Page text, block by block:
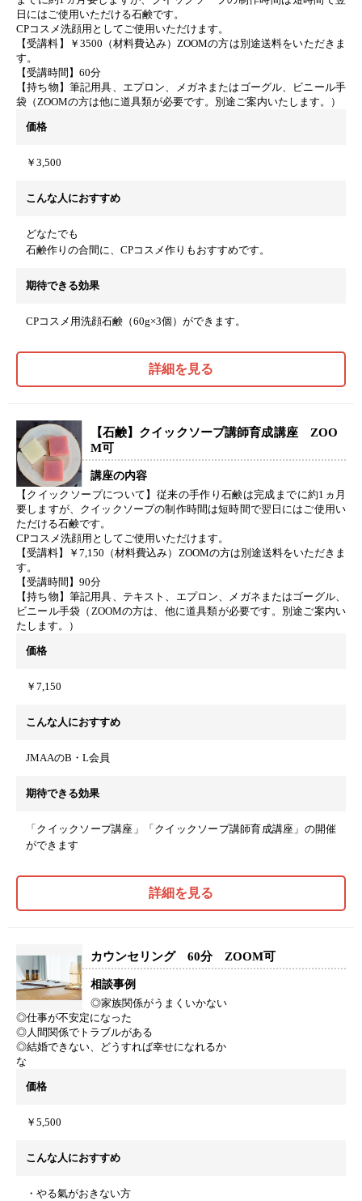
日にはご使用いただける石鹸です。
CPコスメ洗顔用としてご使用いただけます。
【受講料】￥3500（材料費込み）ZOOMの方は別途送料をいただきま
す。
【受講時間】60分
【持ち物】筆記用具、エプロン、メガネまたはゴーグル、ビニール手
袋（ZOOMの方は他に道具類が必要です。別途ご案内いたします。）
価格
￥3,500
こんな人におすすめ
どなたでも
石鹸作りの合間に、CPコスメ作りもおすすめです。
期待できる効果
CPコスメ用洗顔石鹸（60g×3個）ができます。
詳細を見る
【石鹸】クイックソープ講師育成講座 ZOO
M可
講座の内容
【クイックソープについて】従来の手作り石鹸は完成までに約1ヵ月
要しますが、クイックソープの制作時間は短時間で翌日にはご使用い
ただける石鹸です。
CPコスメ洗顔用としてご使用いただけます。
【受講料】￥7,150（材料費込み）ZOOMの方は別途送料をいただきま
す。
【受講時間】90分
【持ち物】筆記用具、テキスト、エプロン、メガネまたはゴーグル、
ビニール手袋（ZOOMの方は、他に道具類が必要です。別途ご案内い
たします。）
価格
￥7,150
こんな人におすすめ
JMAAのB・L会員
期待できる効果
「クイックソープ講座」「クイックソープ講師育成講座」の開催
ができます
詳細を見る
カウンセリング 60分 ZOOM可
相談事例
◎家族関係がうまくいかない
◎仕事が不安定になった
◎人間関係でトラブルがある
◎結婚できない、どうすれば幸せになれるか
な
価格
￥5,500
こんな人におすすめ
・やる氣がおきない方